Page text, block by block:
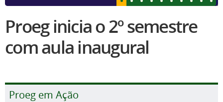
Proeg inicia o 2º semestre
com aula inaugural
Proeg em Ação